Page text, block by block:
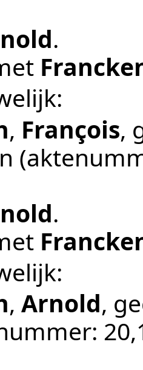
.
, François,
.
, Arnold,